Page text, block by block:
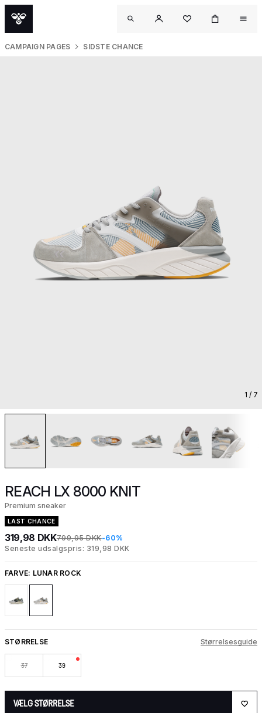
CAMPAIGN PAGES SIDSTE CHANCE
1 / 7
REACH LX 8000 KNIT
Premium sneaker
LAST CHANCE
319,98 DKK799,95 DKK-60%
Seneste udsalgspris: 319,98 DKK
FARVE: LUNAR ROCK
STØRRELSE Størrelsesguide
37 39
VÆLG STØRRELSE